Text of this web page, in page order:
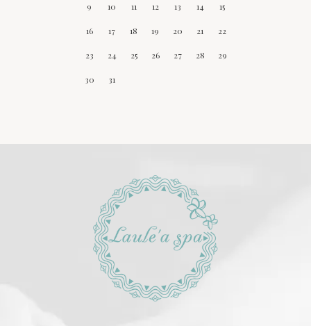
9 10 11 12 13 14 15
16 17 18 19 20 21 22
23 24 25 26 27 28 29
30 31